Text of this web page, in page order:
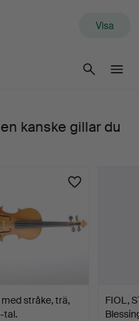
Visa
kanske gillar du
med stråke, trä,
tal.
FIOL,